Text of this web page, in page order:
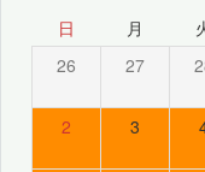
日 月
26 27
2 3